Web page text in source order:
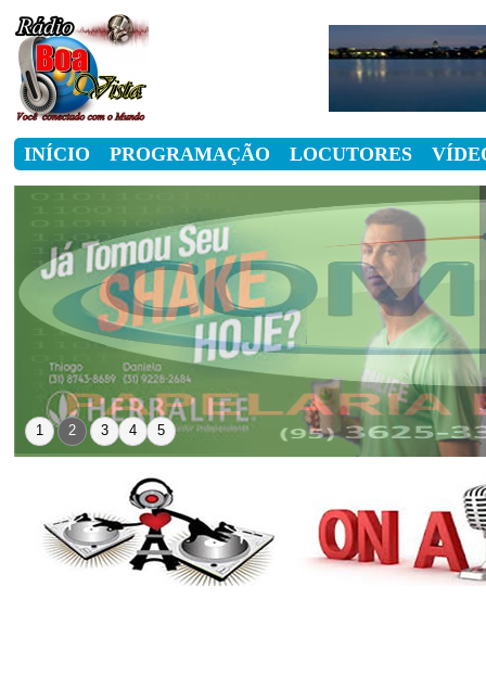
INÍCIO PROGRAMAÇÃO LOCUTORES
1 2 3 4 5